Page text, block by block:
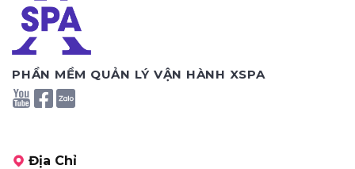
PHẦN MỀM QUẢN LÝ VẬN HÀNH XSPA
Địa Chỉ